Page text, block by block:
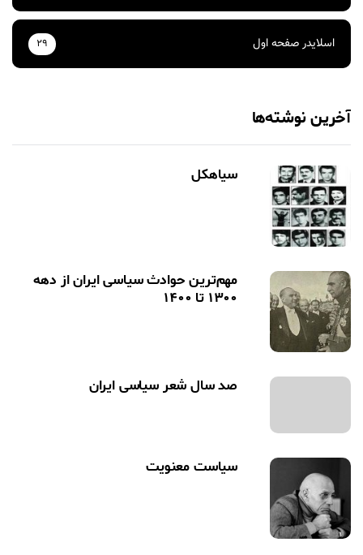
اسلایدر صفحه اول 29
آخرین نوشته‌ها
سیاهکل
مهم‌ترین حوادث سیاسی ایران از دهه
۱۳۰۰ تا ۱۴۰۰‏
صد سال شعر سیاسی ایران ‏
سیاست معنویت